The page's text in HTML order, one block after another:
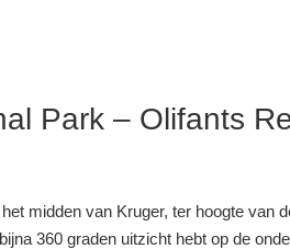
Park – Olifants
midden van Kruger, ter hoogte van
360 graden uitzicht hebt op de